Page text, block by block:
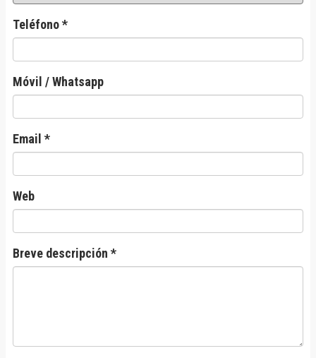
Teléfono *
Móvil / Whatsapp
Email *
Web
Breve descripción *